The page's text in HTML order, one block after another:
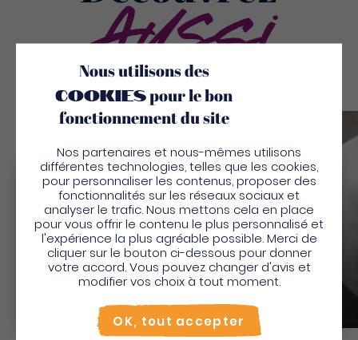
Aussi
Gwa-Gwa Resto
Cuisine traditionnelle
Bienvenue en Martinique
Pour profiter de votre séjour et trouver des
activités en quelques clics, activez le mode “sur
place”.
Utiliser le mode surplace
Nous utilisons des
cookiespour le bon
fonctionnement du site
Nos partenaires et nous-mêmes utilisons
différentes technologies, telles que les cookies,
pour personnaliser les contenus, proposer des
fonctionnalités sur les réseaux sociaux et
analyser le trafic. Nous mettons cela en place
pour vous offrir le contenu le plus personnalisé et
l'expérience la plus agréable possible. Merci de
cliquer sur le bouton ci-dessous pour donner
votre accord. Vous pouvez changer d'avis et
modifier vos choix à tout moment.
OK, tout accepter